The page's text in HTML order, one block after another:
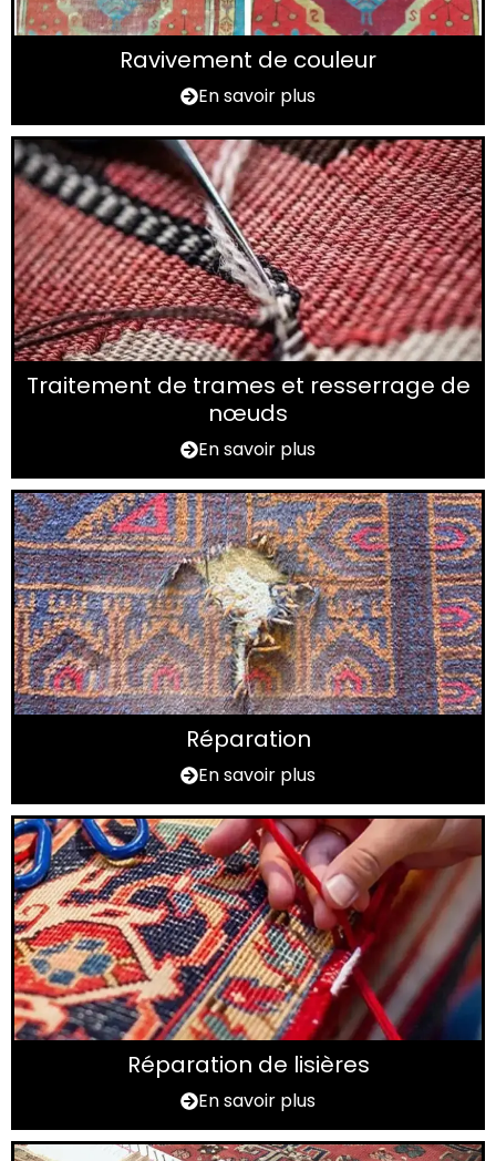
Ravivement de couleur
En savoir plus
Traitement de trames et resserrage de
nœuds
En savoir plus
Réparation
En savoir plus
Réparation de lisières
En savoir plus